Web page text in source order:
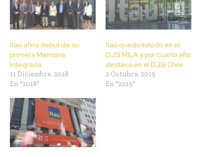
Itaú afina debut de su
primera Memoria
Integrada
11 Diciembre, 2018
En "2018"
Itaú quedó listado en el
DJSI MILA y por cuarto año
destacó en el DJSI Chile
2 Octubre, 2019
En "2019"